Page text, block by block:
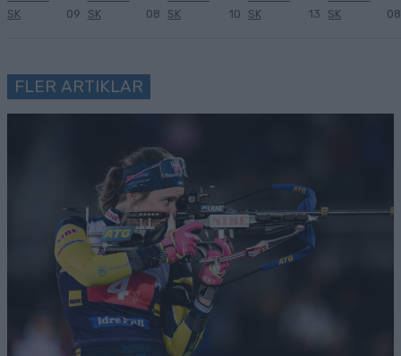
SK
09
SK
08
SK
10
SK
13
SK
08
FLER ARTIKLAR